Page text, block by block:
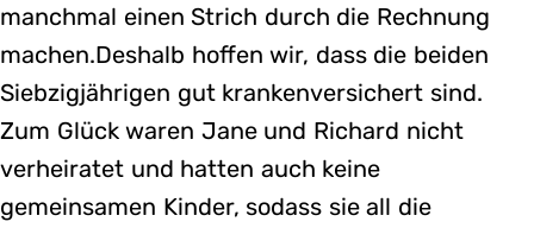
manchmal einen Strich durch die Rechnung
machen.Deshalb hoffen wir, dass die beiden
Siebzigjährigen gut krankenversichert sind.
Zum Glück waren Jane und Richard nicht
verheiratet und hatten auch keine
gemeinsamen Kinder, sodass sie all die